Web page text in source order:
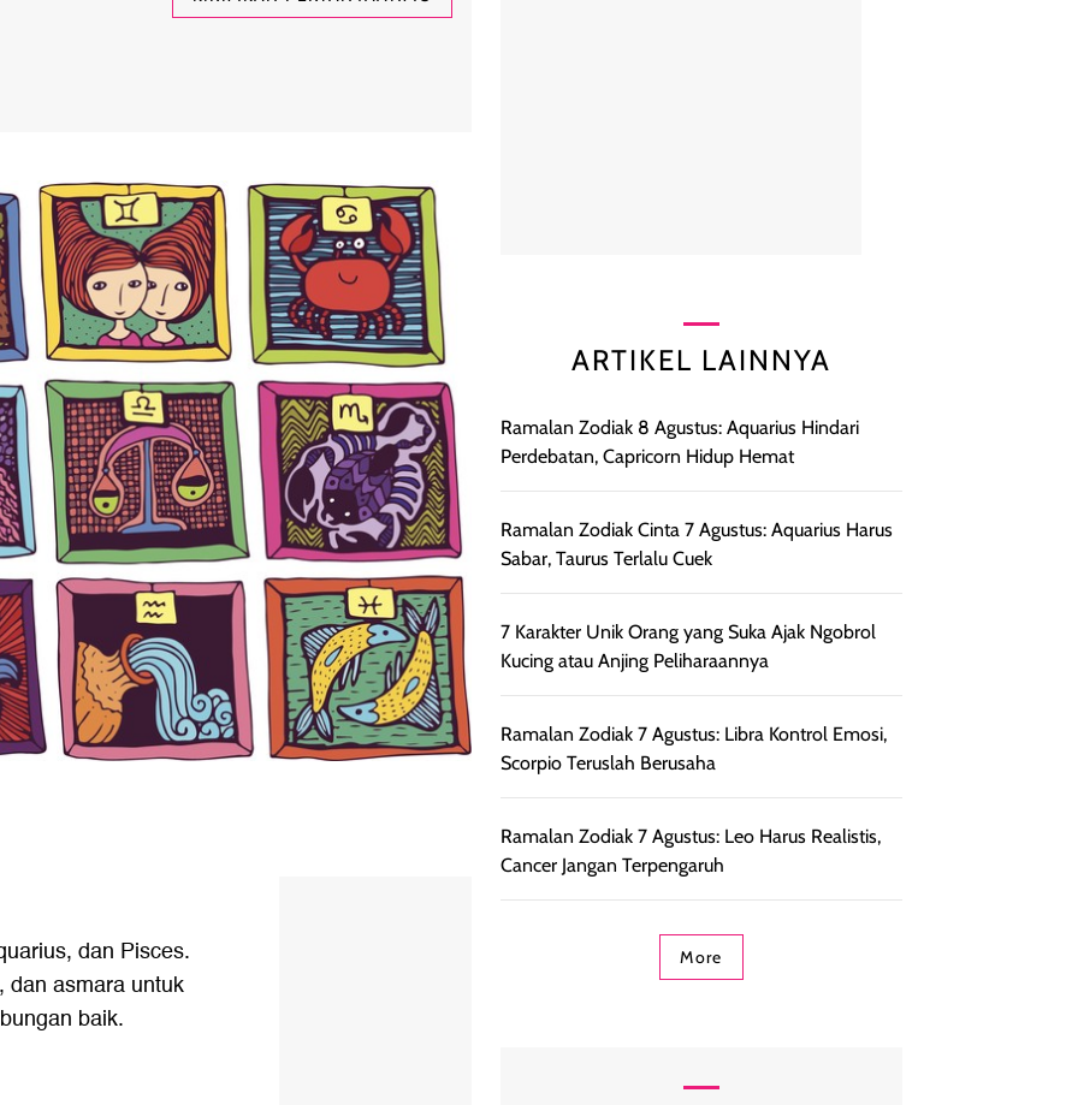
dan Pisces.
dan asmara untuk
baik.
ARTIKEL LAINNYA
Ramalan Zodiak 8 Agustus: Aquarius Hindari
Perdebatan, Capricorn Hidup Hemat
Ramalan Zodiak Cinta 7 Agustus: Aquarius Harus
Sabar, Taurus Terlalu Cuek
7 Karakter Unik Orang yang Suka Ajak Ngobrol
Kucing atau Anjing Peliharaannya
Ramalan Zodiak 7 Agustus: Libra Kontrol Emosi,
Scorpio Teruslah Berusaha
Ramalan Zodiak 7 Agustus: Leo Harus Realistis,
Cancer Jangan Terpengaruh
More